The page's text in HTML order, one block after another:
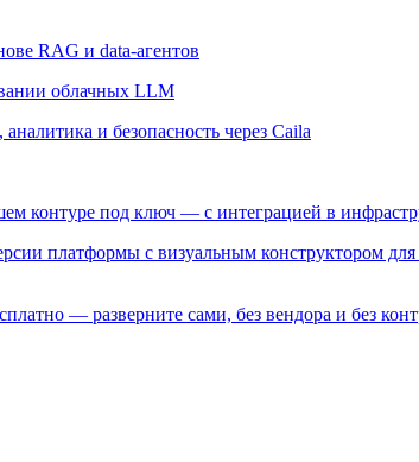
RAG и data-агентов
облачных LLM
и безопасность через Caila
контуре под ключ — с интеграцией в
платформы с визуальным конструктором
— разверните сами, без вендора и без